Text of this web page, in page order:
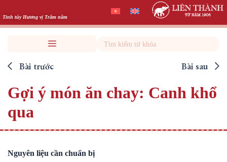
to
content
Tinh túy Hương vị Trăm năm
Search
Bài trước Bài sau
Gợi ý món ăn chay: Canh khổ
qua
Nguyên liệu cần chuẩn bị